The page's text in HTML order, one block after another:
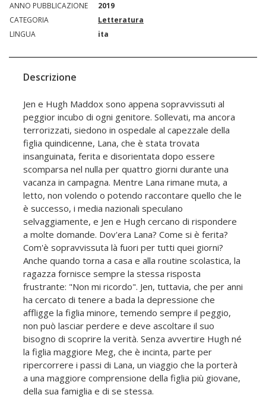
ANNO PUBBLICAZIONE
2019
CATEGORIA
Letteratura
LINGUA
ita
Descrizione
Jen e Hugh Maddox sono appena sopravvissuti al
peggior incubo di ogni genitore. Sollevati, ma ancora
terrorizzati, siedono in ospedale al capezzale della
figlia quindicenne, Lana, che è stata trovata
insanguinata, ferita e disorientata dopo essere
scomparsa nel nulla per quattro giorni durante una
vacanza in campagna. Mentre Lana rimane muta, a
letto, non volendo o potendo raccontare quello che le
è successo, i media nazionali speculano
selvaggiamente, e Jen e Hugh cercano di rispondere
a molte domande. Dov'era Lana? Come si è ferita?
Com'è sopravvissuta là fuori per tutti quei giorni?
Anche quando torna a casa e alla routine scolastica, la
ragazza fornisce sempre la stessa risposta
frustrante: "Non mi ricordo". Jen, tuttavia, che per anni
ha cercato di tenere a bada la depressione che
affligge la figlia minore, temendo sempre il peggio,
non può lasciar perdere e deve ascoltare il suo
bisogno di scoprire la verità. Senza avvertire Hugh né
la figlia maggiore Meg, che è incinta, parte per
ripercorrere i passi di Lana, un viaggio che la porterà
a una maggiore comprensione della figlia più giovane,
della sua famiglia e di se stessa.